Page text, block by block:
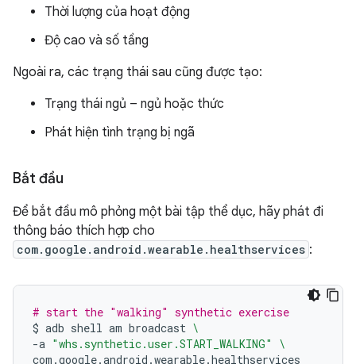
Thời lượng của hoạt động
Độ cao và số tầng
Ngoài ra, các trạng thái sau cũng được tạo:
Trạng thái ngủ – ngủ hoặc thức
Phát hiện tình trạng bị ngã
Bắt đầu
Để bắt đầu mô phỏng một bài tập thể dục, hãy phát đi
thông báo thích hợp cho
com.google.android.wearable.healthservices :
# start the "walking" synthetic exercise
$ adb shell am broadcast \
-a "whs.synthetic.user.START_WALKING"
\